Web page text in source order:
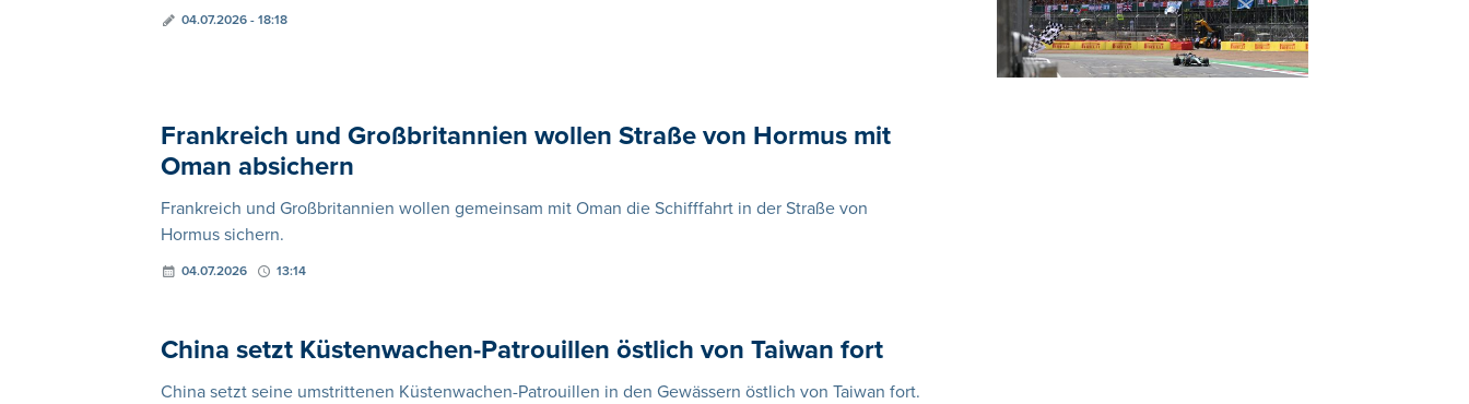
04.07.2026 - 18:18
Frankreich und Großbritannien wollen Straße von Hormus mit
Oman absichern
Frankreich und Großbritannien wollen gemeinsam mit Oman die Schifffahrt in der Straße von
Hormus sichern.
04.07.2026 13:14
China setzt Küstenwachen-Patrouillen östlich von Taiwan fort
China setzt seine umstrittenen Küstenwachen-Patrouillen in den Gewässern östlich von Taiwan fort.